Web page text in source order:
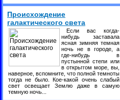
Происхождение
галактического света
Если вас когда-
нибудь заставала
ясная зимняя темная
ночь не в городе, а
где-нибудь в
пустынной степи или
в открьггом море, вы,
наверное, вспомните, что полной темноты
тогда не было. Кое-какой очень слабый
свет освещает Землю даже в самую
темную ночь...